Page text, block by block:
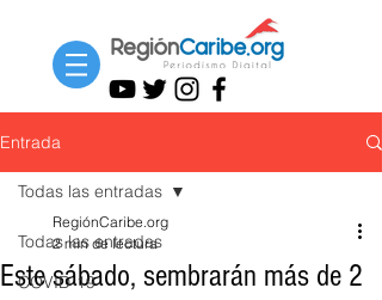
Entrada
Todas las entradas
COVID-19
Todas las entradas
Este sábado, sembrarán más de 2
RegiónCaribe.org
2 min de lectura